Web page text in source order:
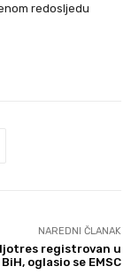
redosljedu
NAREDNI ČLANAK
registrovan u
BiH, oglasio se EMSC